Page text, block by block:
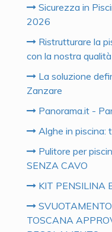
Sicurezza in
2026
Ristrutturare la
con la nostra qualità
La soluzione
Zanzare
Panorama.it -
Alghe in piscina:
Pulitore per
SENZA CAVO
KIT PENSILINA
TOSCANA